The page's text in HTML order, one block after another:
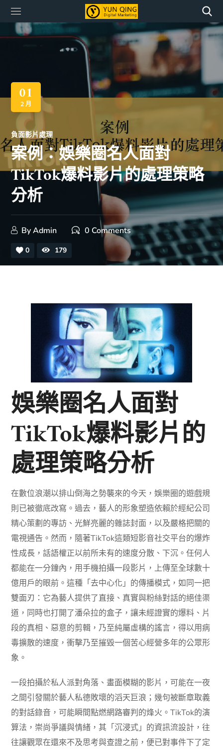
01
2 月
負面影片處理
案例：娛樂圈名人面對
TikTok爆料影片的處理策略
分析
ByAdmin 0 Comments
0 179
娛樂圈名人面對
TikTok爆料影片的
處理策略分析
在數位浪潮以排山倒海之勢襲來的今天，娛樂圈的遊戲規
則已被徹底改寫。過去，藝人的形象塑造依賴於經紀公司
精心策劃的專訪、光鮮亮麗的雜誌封面，以及嚴格把關的
電視通告。然而，隨著TikTok這類短影音社交平台的爆炸
性成長，話語權正以前所未有的速度分散、下沉。任何人
都能在一分鐘內，用手機拍攝一段影片，上傳至全球數十
億用戶的眼前。這種「去中心化」的傳播模式，如同一把
雙面刃：它為藝人提供了直接、真實與粉絲對話的絕佳渠
道，同時也打開了潘朵拉的盒子，讓未經證實的爆料、片
段的真相、惡意的剪輯，乃至純屬虛構的謠言，得以用病
毒擴散的速度，衝擊乃至摧毀一個苦心經營多年的公眾形
象。
一段拍攝於私人派對角落、畫面模糊的影片，可能在一夜
之間引發關於藝人私德敗壞的滔天巨浪；幾句被斷章取義
的對話錄音，可能瞬間點燃網路審判的烽火。TikTok的演
算法，崇尚爭議與情緒，其「沉浸式」的資訊流設計，往
往讓觀眾在還來不及思考與查證之前，便已對事件下了定